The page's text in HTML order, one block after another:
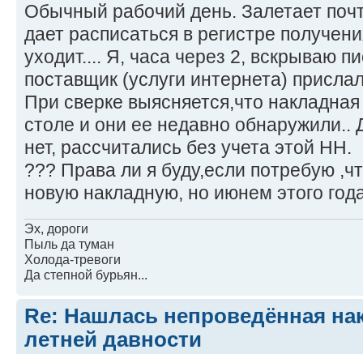
Обычный рабочий день. Залетает
дает расписаться в регистре
уходит.... Я, часа через 2, вскрываю
поставщик (услуги интернета)
При сверке выясняется,что
столе и они ее недавно обнаружили..
нет, рассчитались без учета этой НН.
??? Права ли я буду,если потребую
новую накладную, но июнем этого
Эх, дороги
Пыль да туман
Холода-тревоги
Да степной бурьян...
Re: Нашлась непроведённая
летней давности